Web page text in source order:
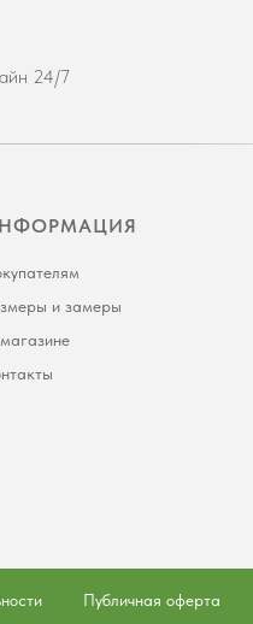
24/7
и замеры
Публичная оферта